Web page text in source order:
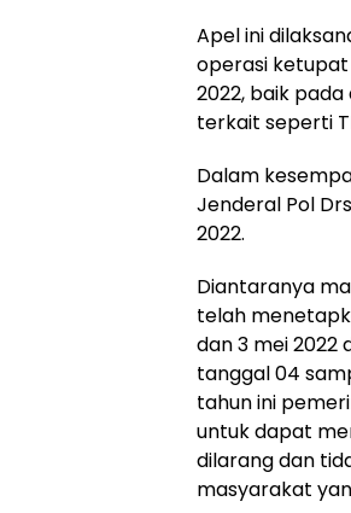
Apel ini
operasi ketupat
2022, baik
terkait seperti
Dalam
Jenderal Pol
2022.
Diantaranya
telah
dan 3 mei 2022
tanggal 04
tahun ini
untuk dapat
dilarang dan
masyarakat